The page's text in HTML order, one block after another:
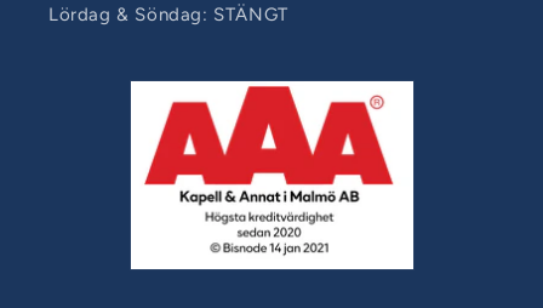
Lördag & Söndag: STÄNGT